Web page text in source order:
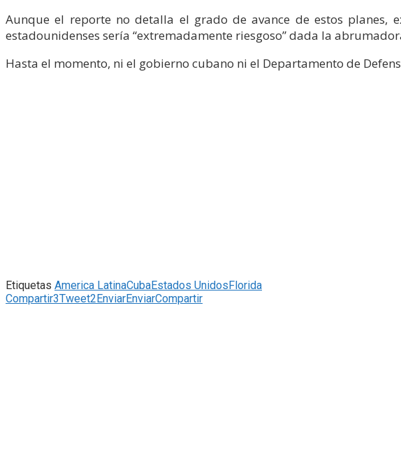
Aunque el reporte no detalla el grado de avance de estos planes,
estadounidenses sería “extremadamente riesgoso” dada la
Hasta el momento, ni el gobierno cubano ni el Departamento de
Etiquetas America LatinaCubaEstados UnidosFlorida
Compartir3Tweet2EnviarEnviarCompartir